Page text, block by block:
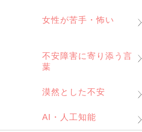
女性が苦手・怖い
不安障害に寄り添う言
葉
漠然とした不安
AI・人工知能